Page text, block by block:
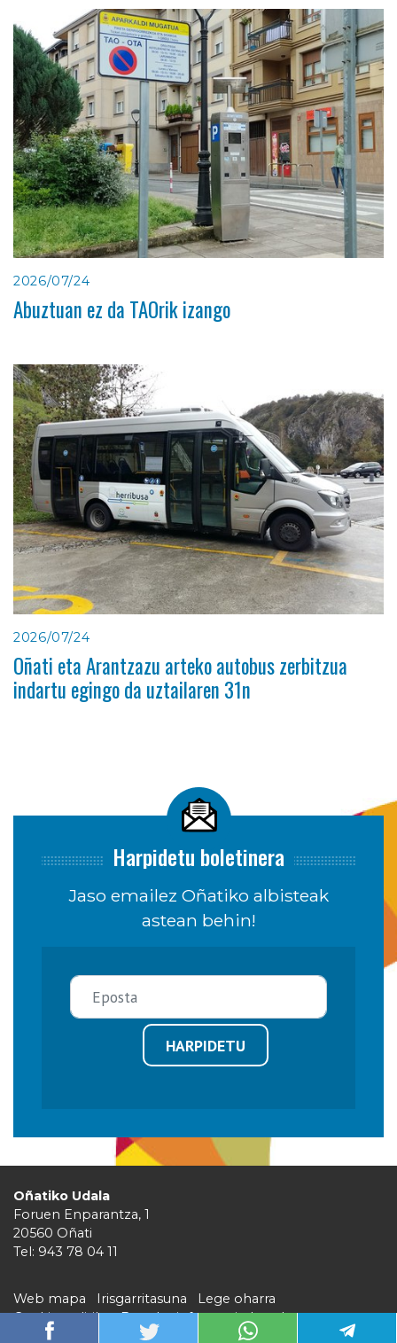
2026/07/24
Abuztuan ez da TAOrik izango
2026/07/24
Oñati eta Arantzazu arteko autobus zerbitzua
indartu egingo da uztailaren 31n
Harpidetu boletinera
Jaso emailez Oñatiko albisteak
astean behin!
HARPIDETU
Oñatiko Udala
Foruen Enparantza, 1
20560 Oñati
Tel: 943 78 04 11
Web mapa Irisgarritasuna
Lege oharra
Cookie politika
Barruko informazio kanala